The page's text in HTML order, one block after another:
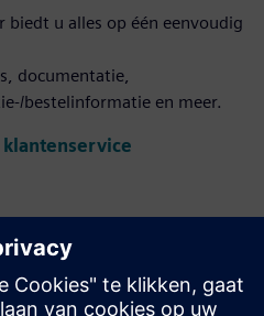
biedt u alles op één eenvoudig
documentatie,
bestelinformatie en meer.
klantenservice
en productie
efficiënte en
optimalisatie voor alle